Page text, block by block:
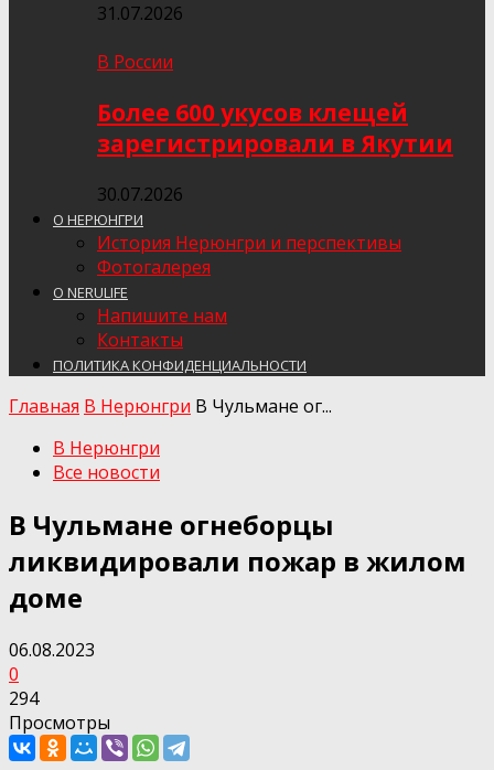
31.07.2026
В России
Более 600 укусов клещей
зарегистрировали в Якутии
30.07.2026
О НЕРЮНГРИ
История Нерюнгри и перспективы
Фотогалерея
О NERULIFE
Напишите нам
Контакты
ПОЛИТИКА КОНФИДЕНЦИАЛЬНОСТИ
Главная В Нерюнгри В Чульмане ог...
В Нерюнгри
Все новости
В Чульмане огнеборцы
ликвидировали пожар в жилом
доме
06.08.2023
0
294
Просмотры